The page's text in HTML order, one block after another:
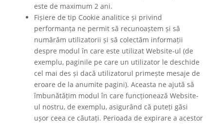
este de maximum 2 ani.
Fișiere de tip Cookie analitice și privind
performanța ne permit să recunoaștem și să
numărăm utilizatorii și să colectăm informații
despre modul în care este utilizat Website-ul (de
exemplu, paginile pe care un utilizator le deschide
cel mai des și dacă utilizatorul primește mesaje de
eroare de la anumite pagini). Aceasta ne ajută să
îmbunătățim modul în care funcționează Website-
ul nostru, de exemplu, asigurând că puteți găsi
ușor ceea ce căutați. Perioada de expirare a acestor